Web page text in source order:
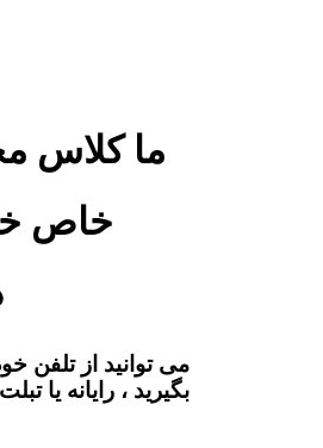
ما کلاس
خاص
می توانید از تلفن
بگیرید ، رایانه یا تبلت